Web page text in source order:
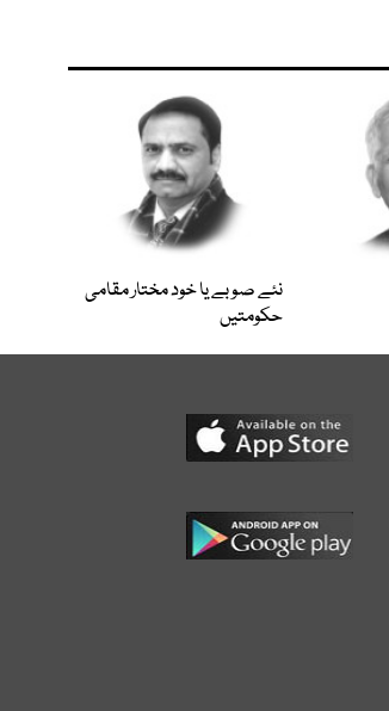
نئے صوبے یا خود مختار مقامی
حکومتیں